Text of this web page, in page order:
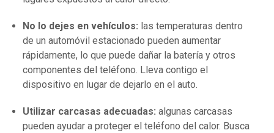
No lo dejes en vehículos: las temperaturas dentro
de un automóvil estacionado pueden aumentar
rápidamente, lo que puede dañar la batería y otros
componentes del teléfono. Lleva contigo el
dispositivo en lugar de dejarlo en el auto.
Utilizar carcasas adecuadas: algunas carcasas
pueden ayudar a proteger el teléfono del calor. Busca